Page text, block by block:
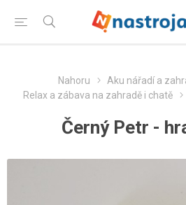
Nahoru
Aku nářadí a
Relax a zábava na zahradě i chatě
Černý Petr -